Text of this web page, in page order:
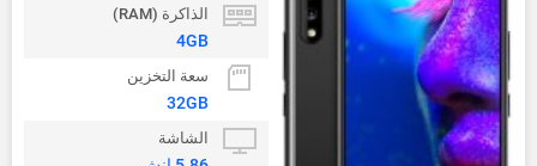
الذاكرة (RAM)
4GB
سعة التخزين
32GB
الشاشة